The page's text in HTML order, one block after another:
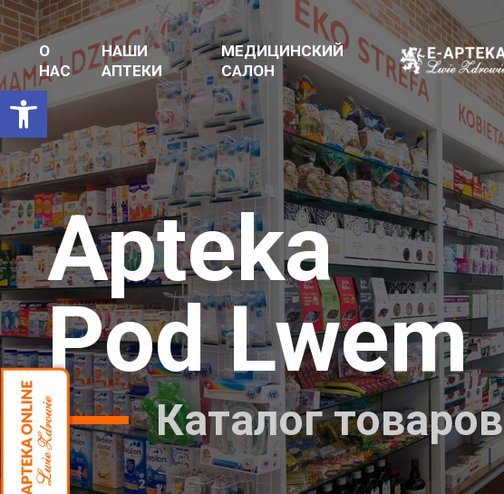
Открыть панель инструментов
О
НАС
НАШИ
АПТЕКИ
МЕДИЦИНСКИЙ
САЛОН
Apteka
Pod Lwem
Каталог товаров